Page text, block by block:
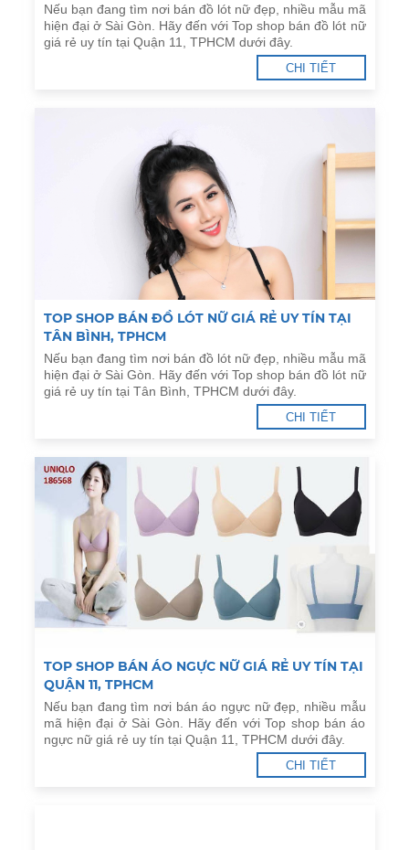
Nếu bạn đang tìm nơi bán đồ lót nữ đẹp, nhiều mẫu mã
hiện đại ở Sài Gòn. Hãy đến với Top shop bán đồ lót nữ
giá rẻ uy tín tại Quận 11, TPHCM dưới đây.
CHI TIẾT
TOP SHOP BÁN ĐỒ LÓT NỮ GIÁ RẺ UY TÍN TẠI
TÂN BÌNH, TPHCM
Nếu bạn đang tìm nơi bán đồ lót nữ đẹp, nhiều mẫu mã
hiện đại ở Sài Gòn. Hãy đến với Top shop bán đồ lót nữ
giá rẻ uy tín tại Tân Bình, TPHCM dưới đây.
CHI TIẾT
TOP SHOP BÁN ÁO NGỰC NỮ GIÁ RẺ UY TÍN TẠI
QUẬN 11, TPHCM
Nếu bạn đang tìm nơi bán áo ngực nữ đẹp, nhiều mẫu
mã hiện đại ở Sài Gòn. Hãy đến với Top shop bán áo
ngực nữ giá rẻ uy tín tại Quận 11, TPHCM dưới đây.
CHI TIẾT